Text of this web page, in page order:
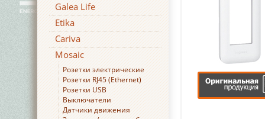
Galea Life
Etika
Cariva
Mosaic
Розетки электрические
Розетки RJ45 (Ethernet)
Розетки USB
Выключатели
Датчики движения